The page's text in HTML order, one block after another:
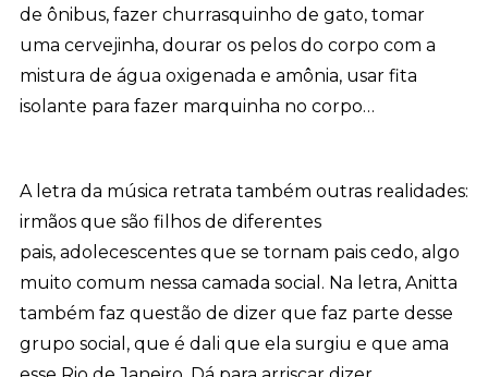
de ônibus, fazer churrasquinho de gato, tomar
uma cervejinha, dourar os pelos do corpo com a
mistura de água oxigenada e amônia, usar fita
isolante para fazer marquinha no corpo…
A letra da música retrata também outras realidades:
irmãos que são filhos de diferentes
pais, adolecescentes que se tornam pais cedo, algo
muito comum nessa camada social. Na letra, Anitta
também faz questão de dizer que faz parte desse
grupo social, que é dali que ela surgiu e que ama